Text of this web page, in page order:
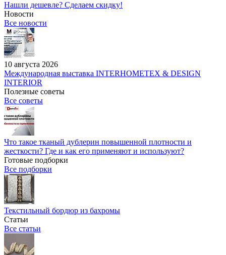
Нашли дешевле? Сделаем скидку!
Новости
Все новости
10 августа 2026
Международная выставка INTERHOMETEX & DESIGN
INTERIOR
Полезные советы
Все советы
Что такое тканый дублерин повышенной плотности и
жесткости? Где и как его применяют и используют?
Готовые подборки
Все подборки
Текстильный бордюр из бахромы
Статьи
Все статьи